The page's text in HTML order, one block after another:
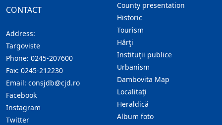
CONTACT
Address:
Targoviste
Phone: 0245-207600
Fax: 0245-212230
Email: consjdb@cjd.ro
Facebook
Instagram
Twitter
County presentation
Historic
Tourism
Hărţi
Instituţii publice
Urbanism
Dambovita Map
Localitaţi
Heraldică
Album foto